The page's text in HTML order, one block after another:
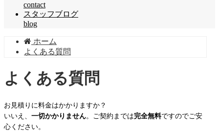
contact
スタッフブログ
blog
ホーム
よくある質問
よくある質問
お見積りに料金はかかりますか？
いいえ、 一切かかりません。ご契約までは完全無料ですのでご安
心ください。